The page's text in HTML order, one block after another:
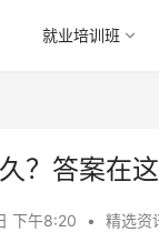
就业培训班
？答案在这
下午8:20 • 精选资